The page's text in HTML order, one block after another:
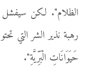
الظلام". لكن سيفشل
رهبة نذير الشر التي
حَيَوَانَاتِ الْبَرِّيَّةِ".